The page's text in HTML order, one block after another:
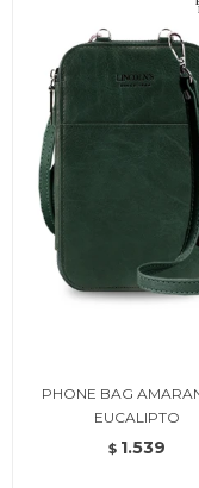
PHONE BAG
EUCALIPTO
$ 1.539